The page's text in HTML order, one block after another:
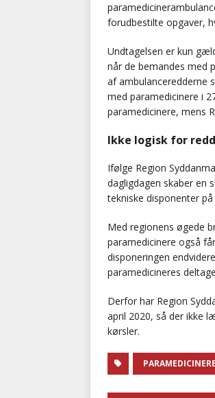
forudbestilte opgaver,
Undtagelsen er kun
når de bemandes med
af ambulanceredderne
med paramedicinere i
paramedicinere, mens
Ikke logisk for
Ifølge Region
dagligdagen skaber en
tekniske disponenter
Med regionens øgede
paramedicinere også
disponeringen
paramedicineres
Derfor har Region
april 2020, så der ikke
kørsler.
PARAMEDICINERE